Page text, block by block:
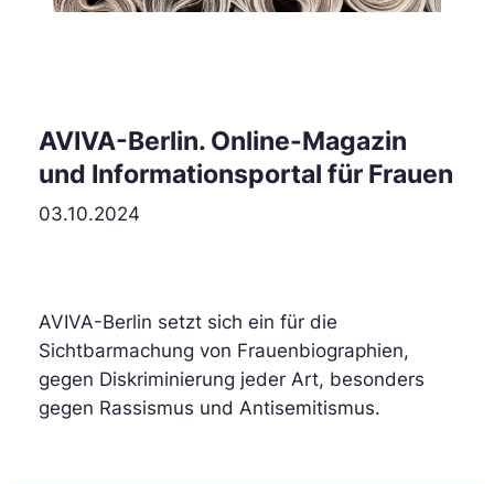
AVIVA-Berlin. Online-Magazin
und Informationsportal für Frauen
03.10.2024
AVIVA-Berlin setzt sich ein für die
Sichtbarmachung von Frauenbiographien,
gegen Diskriminierung jeder Art, besonders
gegen Rassismus und Antisemitismus.